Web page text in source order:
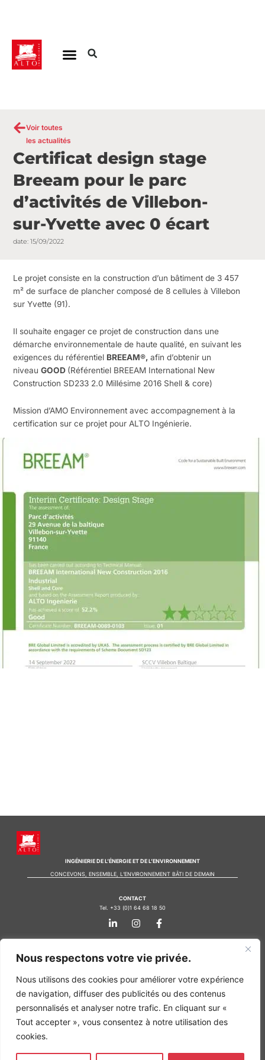
Nous respectons votre vie privée.
Nous utilisons des cookies pour améliorer votre expérience
de navigation, diffuser des publicités ou des contenus
personnalisés et analyser notre trafic. En cliquant sur «
Tout accepter », vous consentez à notre utilisation des
cookies.
Voir toutes
les actualités
Certificat design stage
Breeam pour le parc
d’activités de Villebon-
sur-Yvette avec 0 écart
date: 15/09/2022
Le projet consiste en la construction d’un bâtiment de 3 457
m² de surface de plancher composé de 8 cellules à Villebon
sur Yvette (91).
Il souhaite engager ce projet de construction dans une
démarche environnementale de haute qualité, en suivant les
exigences du référentiel BREEAM®,afin d’obtenir un
niveauGOOD (Référentiel BREEAM International New
Construction SD233 2.0 Millésime 2016 Shell & core)
Mission d’AMO Environnement avec accompagnement à la
certification sur ce projet pour ALTO Ingénierie.
INGÉNIERIE DE L’ÉNERGIE ET DE L’ENVIRONNEMENT
CONCEVONS, ENSEMBLE, L’ENVIRONNEMENT BÂTI DE DEMAIN
CONTACT
Tel. +33 (0)1 64 68 18 50
L
i
n
e
d
i
n
-
i
n
I
n
s
a
g
r
a
m
F
a
c
b
o
o
k
-
Nos agences
Bureau d'études Bordeaux
Bureau d'études Lyon
Tel. +33 (0)1 64 68 18 50
n
s
c